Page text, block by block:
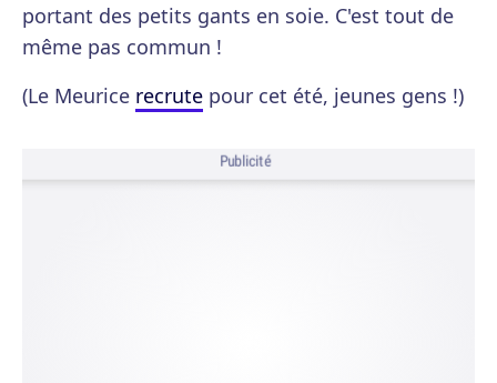
portant des petits gants en soie. C'est tout de
même pas commun !
(Le Meurice recrute pour cet été, jeunes gens !)
Publicité